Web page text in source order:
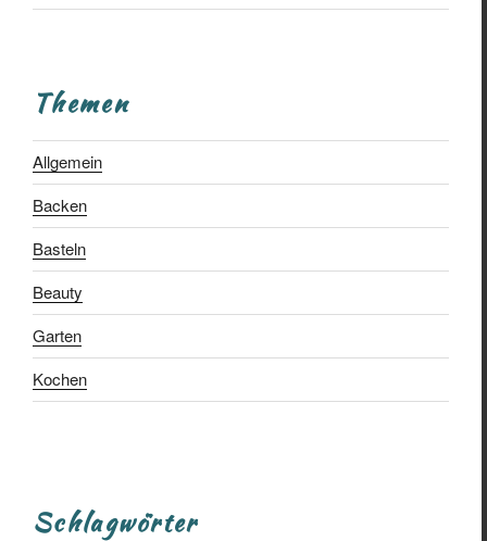
Themen
Allgemein
Backen
Basteln
Beauty
Garten
Kochen
Schlagwörter